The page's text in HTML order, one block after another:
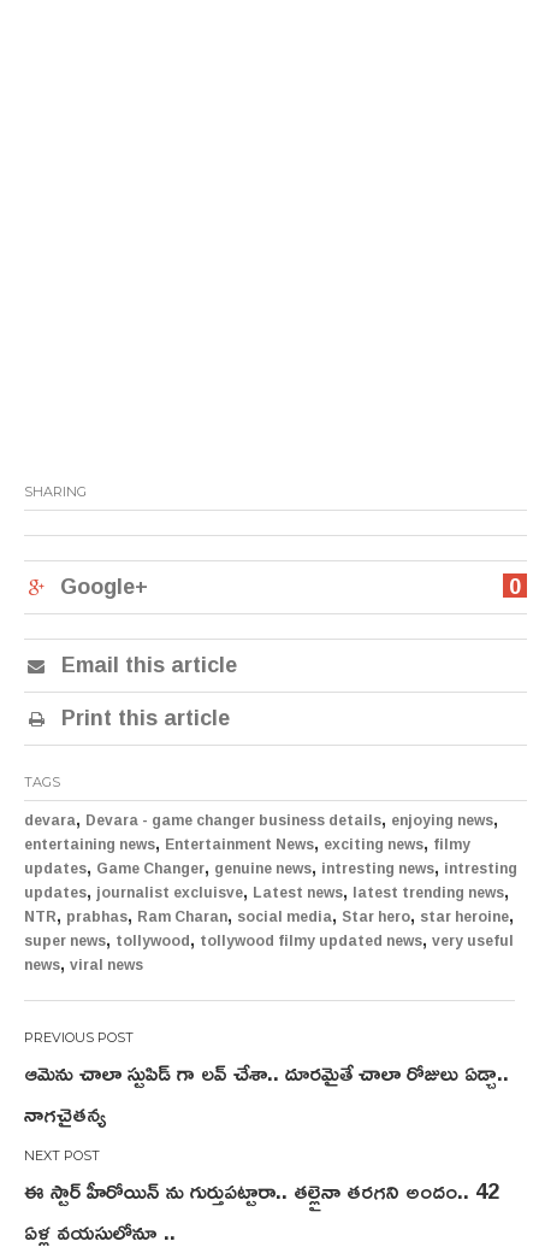
SHARING
0
Google+
Email this article
Print this article
TAGS
devara, Devara - game changer business details, enjoying news,
entertaining news, Entertainment News, exciting news, filmy
updates, Game Changer, genuine news, intresting news, intresting
updates, journalist excluisve, Latest news, latest trending news,
NTR, prabhas, Ram Charan, social media, Star hero, star heroine,
super news, tollywood, tollywood filmy updated news, very useful
news, viral news
Post
navigation
ఆమెను చాలా స్టుపిడ్ గా లవ్ చేశా.. దూరమైతే చాలా రోజులు ఏడ్చా..
నాగచైతన్య
ఈ స్టార్ హీరోయిన్ ను గుర్తుపట్టారా.. తల్లైనా తరగని అందం.. 42
ఏళ్ల వయసులోనూ ..